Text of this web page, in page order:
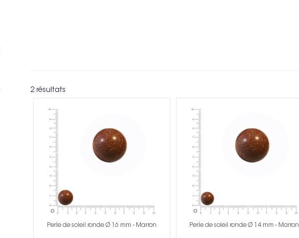
Voir toutes nos marques
2 résultats
Perle de soleil ronde Ø 16 mm - Marron Perle de soleil ronde Ø 14 mm - Marron